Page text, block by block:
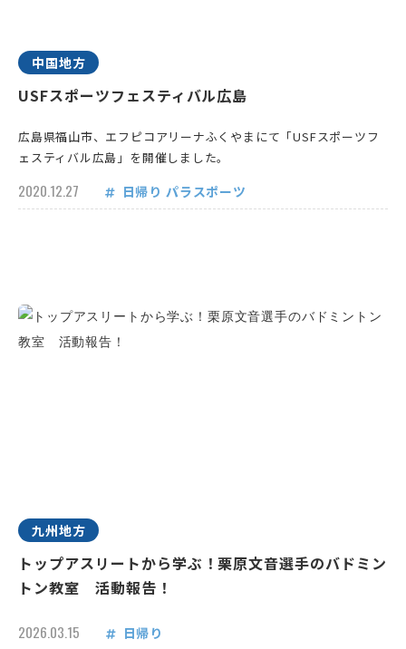
中国地方
USFスポーツフェスティバル広島
広島県福山市、エフピコアリーナふくやまにて「USFスポーツフ
ェスティバル広島」を開催しました。
2020.12.27 日帰り パラスポーツ
九州地方
トップアスリートから学ぶ！栗原文音選手のバドミン
トン教室 活動報告！
2026.03.15 日帰り